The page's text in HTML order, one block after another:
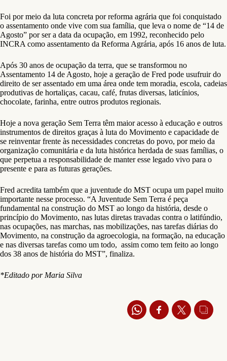
Foi por meio da luta concreta por reforma agrária que foi conquistado
o assentamento onde vive com sua família, que leva o nome de “14 de
Agosto” por ser a data da ocupação, em 1992, reconhecido pelo
INCRA como assentamento da Reforma Agrária, após 16 anos de luta.
Após 30 anos de ocupação da terra, que se transformou no
Assentamento 14 de Agosto, hoje a geração de Fred pode usufruir do
direito de ser assentado em uma área onde tem moradia, escola, cadeias
produtivas de hortaliças, cacau, café, frutas diversas, laticínios,
chocolate, farinha, entre outros produtos regionais.
Hoje a nova geração Sem Terra têm maior acesso à educação e outros
instrumentos de direitos graças à luta do Movimento e capacidade de
se reinventar frente às necessidades concretas do povo, por meio da
organização comunitária e da luta histórica herdada de suas famílias, o
que perpetua a responsabilidade de manter esse legado vivo para o
presente e para as futuras gerações.
Fred acredita também que a juventude do MST ocupa um papel muito
importante nesse processo. “A Juventude Sem Terra é peça
fundamental na construção do MST ao longo da história, desde o
princípio do Movimento, nas lutas diretas travadas contra o latifúndio,
nas ocupações, nas marchas, nas mobilizações, nas tarefas diárias do
Movimento, na construção da agroecologia, na formação, na educação
e nas diversas tarefas como um todo, assim como tem feito ao longo
dos 38 anos de história do MST”, finaliza.
*Editado por Maria Silva